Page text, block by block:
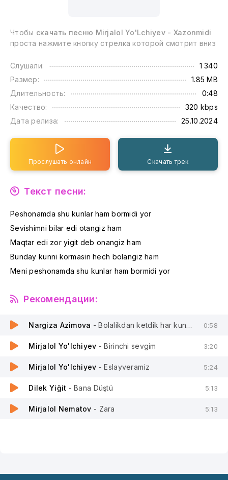
Чтобы скачать песню Mirjalol Yo'Lchiyev - Xazonmidi
проста нажмите кнопку стрелка которой смотрит вниз
Слушали:
1 340
Размер:
1.85 MB
Длительность:
0:48
Качество:
320 kbps
Дата релиза:
25.10.2024
Прослушать онлайн Скачать трек
Текст песни:
Peshonamda shu kunlar ham bormidi yor
Sevishimni bilar edi otangiz ham
Maqtar edi zor yigit deb onangiz ham
Bunday kunni kormasin hech bolangiz ham
Meni peshonamda shu kunlar ham bormidi yor
Рекомендации:
Nargiza Azimova - Bolalikdan ketdik har kun uzoqlab 0:58
Mirjalol Yo'lchiyev - Birinchi sevgim 3:20
Mirjalol Yo'lchiyev - Eslayveramiz 5:24
Dilek Yiğit - Bana Düştü 5:13
Mirjalol Nematov - Zara 5:13